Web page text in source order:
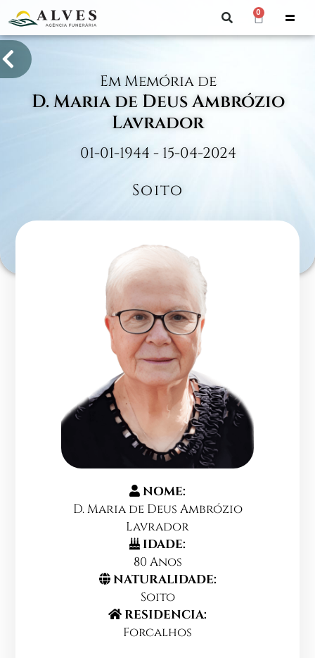
0
Em Memória de
D. Maria de Deus Ambrózio
Lavrador
01-01-1944 - 15-04-2024
Soito
NOME:
D. Maria de Deus Ambrózio
Lavrador
IDADE:
80 Anos
NATURALIDADE:
Soito
RESIDENCIA:
Forcalhos